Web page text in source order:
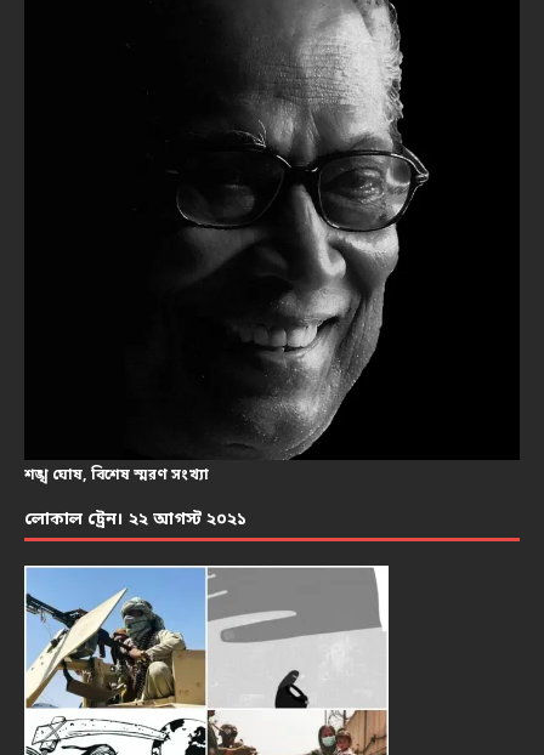
শঙ্খ ঘোষ, বিশেষ স্মরণ সংখ্যা
লোকাল ট্রেন। ২২ আগস্ট ২০২১